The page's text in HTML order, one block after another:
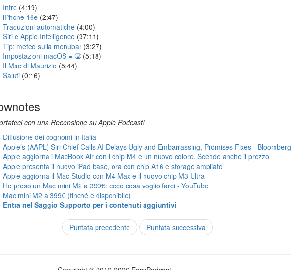
Intro (4:19)
iPhone 16e (2:47)
Traduzioni automatiche (4:00)
Siri e Apple Intelligence (37:11)
Tip: meteo sulla menubar (3:27)
Impostazioni macOS = 🤮 (5:18)
Il Mac di Maurizio (5:44)
Saluti (0:16)
con una Recensione su Apple Podcast!
Diffusione dei cognomi in Italia
Apple’s (AAPL) Siri Chief Calls AI Delays Ugly and Embarrassing, Promises Fixes - Bloomberg
Apple aggiorna i MacBook Air con i chip M4 e un nuovo colore. Scende anche il prezzo
Apple presenta il nuovo iPad base, ora con chip A16 e storage ampliato
Apple aggiorna il Mac Studio con M4 Max e il nuovo chip M3 Ultra
Ho preso un Mac mini M2 a 399€: ecco cosa voglio farci - YouTube
Mac mini M2 a 399€ (finché è disponibile)
Entra nel Saggio Supporto per i contenuti aggiuntivi
Puntata precedente Puntata successiva